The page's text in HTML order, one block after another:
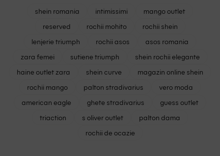
shein romania intimissimi
mango outlet
reserved
rochii mohito
rochii shein
lenjerie triumph
rochii asos
asos romania
zara femei
sutiene triumph
shein rochii elegante
haine outlet zara
shein curve
magazin online shein
rochii mango
palton stradivarius
vero moda
american eagle
ghete stradivarius
guess outlet
triaction
s oliver outlet
palton dama
rochii de ocazie